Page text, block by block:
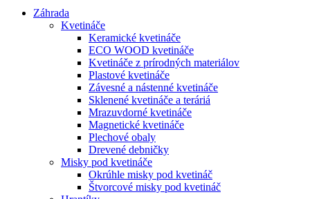
Záhrada
Kvetináče
Keramické kvetináče
ECO WOOD kvetináče
Kvetináče z prírodných materiálov
Plastové kvetináče
Závesné a nástenné kvetináče
Sklenené kvetináče a teráriá
Mrazuvdorné kvetináče
Magnetické kvetináče
Plechové obaly
Drevené debničky
Misky pod kvetináče
Okrúhle misky pod kvetináč
Štvorcové misky pod kvetináč